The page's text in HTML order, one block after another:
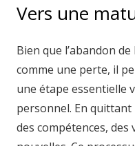
Vers une
Bien que l’abandon
comme une perte, il
une étape essentielle
personnel. En quittant
des compétences,